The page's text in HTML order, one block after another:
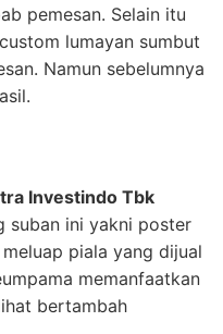
pemesan. Selain itu
lumayan sumbut
Namun sebelumnya
Investindo Tbk
suban ini yakni poster
piala yang dijual
memanfaatkan
bertambah